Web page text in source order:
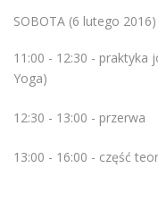
SOBOTA (6 lutego 2016)
11:00 - 12:30 - praktyka
Yoga)
12:30 - 13:00 - przerwa
13:00 - 16:00 - część